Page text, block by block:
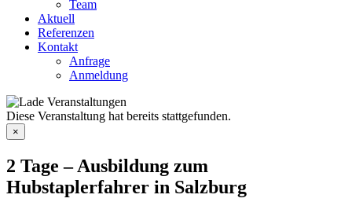
Team
Aktuell
Referenzen
Kontakt
Anfrage
Anmeldung
Diese Veranstaltung hat bereits stattgefunden.
×
2 Tage – Ausbildung zum
Hubstaplerfahrer in Salzburg